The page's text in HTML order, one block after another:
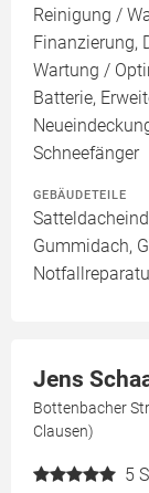
Reinigung /
Finanzierung,
Wartung /
Batterie,
Schneefänger
GEBÄUDETEILE
Gummidach,
Jens
Bottenbacher
Clausen)
5